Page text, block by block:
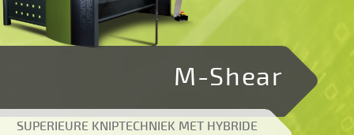
M-Shear
SUPERIEURE KNIPTECHNIEK MET HYBRIDE